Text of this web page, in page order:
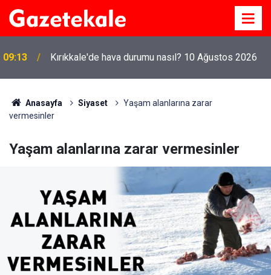
09:08
2026
Anasayfa Siyaset
Yaşam alanlarına zarar
vermesinler
Yaşam alanlarına zarar vermesinler